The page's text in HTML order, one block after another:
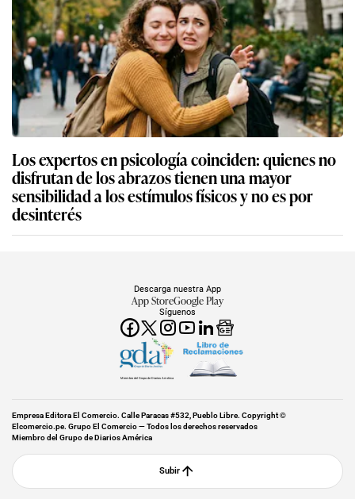
Los expertos en psicología coinciden: quienes no
disfrutan de los abrazos tienen una mayor
sensibilidad a los estímulos físicos y no es por
desinterés
Síguenos
Descarga nuestra App
App StoreGoogle Play
Miembro del Grupo de Diarios América
Empresa Editora El Comercio. Calle Paracas #532, Pueblo Libre. Copyright ©
Elcomercio.pe. Grupo El Comercio — Todos los derechos reservados
Miembro del Grupo de Diarios América
Subir